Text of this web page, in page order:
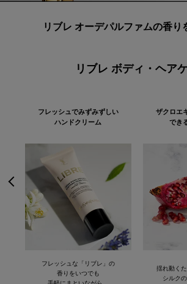
リブレ オーデパルファムの香り
リブレ ボディ・ヘア
フレッシュでみずみずしい
ハンドクリーム
フレッシュな「リブレ」の
香りをいつでも
ザクロエ
でき
揺れ動く
シルク